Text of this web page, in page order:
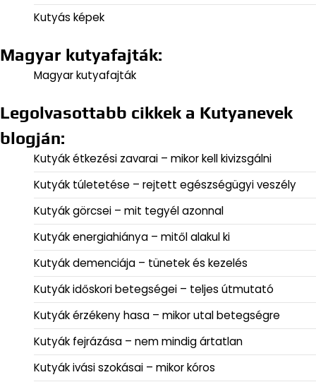
Kutyás képek
Magyar kutyafajták:
Magyar kutyafajták
Legolvasottabb cikkek a Kutyanevek
blogján:
Kutyák étkezési zavarai – mikor kell kivizsgálni
Kutyák túletetése – rejtett egészségügyi veszély
Kutyák görcsei – mit tegyél azonnal
Kutyák energiahiánya – mitől alakul ki
Kutyák demenciája – tünetek és kezelés
Kutyák időskori betegségei – teljes útmutató
Kutyák érzékeny hasa – mikor utal betegségre
Kutyák fejrázása – nem mindig ártatlan
Kutyák ivási szokásai – mikor kóros